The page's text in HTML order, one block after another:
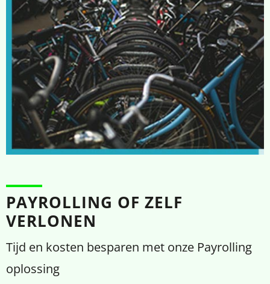
PAYROLLING OF ZELF
VERLONEN
Tijd en kosten besparen met onze Payrolling
oplossing